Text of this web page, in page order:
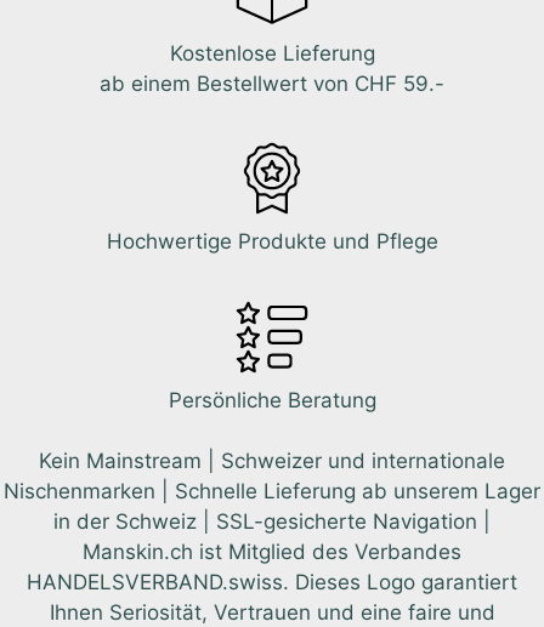
Kostenlose Lieferung
ab einem Bestellwert von CHF 59.-
Hochwertige Produkte und Pflege
Persönliche Beratung
Kein Mainstream | Schweizer und internationale
Nischenmarken | Schnelle Lieferung ab unserem Lager
in der Schweiz | SSL-gesicherte Navigation |
Manskin.ch ist Mitglied des Verbandes
HANDELSVERBAND.swiss. Dieses Logo garantiert
Ihnen Seriosität, Vertrauen und eine faire und